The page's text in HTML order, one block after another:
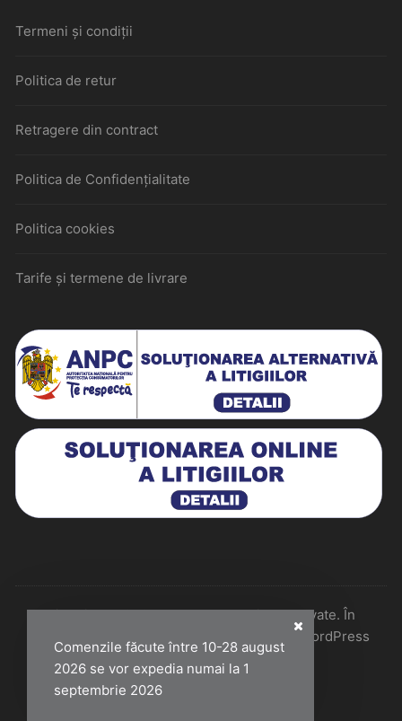
Comenzile făcute între 10-28 august
2026 se vor expedia numai la 1
septembrie 2026
Termeni și condiții
Politica de retur
Retragere din contract
Politica de Confidențialitate
Politica cookies
Tarife și termene de livrare
Historiarum 2026 - Toate drepturile rezervate. În
colaborare cu Perfect Pixel & Mentenanță WordPress